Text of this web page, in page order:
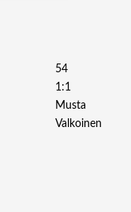
54
1:1
Musta
Valkoinen